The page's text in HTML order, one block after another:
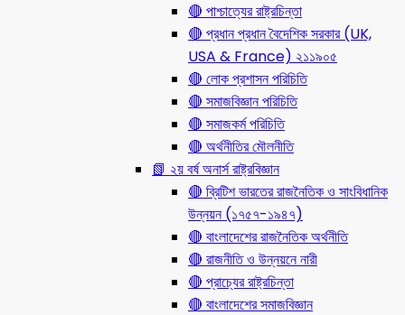
🔴 পাশ্চাত্যের রাষ্ট্রচিন্তা
🔴 প্রধান প্রধান বৈদেশিক সরকার (UK,
USA & France) ২১১৯০৫
🔴 লোক প্রশাসন পরিচিতি
🔴 সমাজবিজ্ঞান পরিচিতি
🔴 সমাজকর্ম পরিচিতি
🔴 অর্থনীতির মৌলনীতি
📗 ২য় বর্ষ অনার্স রাষ্ট্রবিজ্ঞান
🔴 ব্রিটিশ ভারতের রাজনৈতিক ও সাংবিধানিক
উন্নয়ন (১৭৫৭-১৯৪৭)
🔴 বাংলাদেশের রাজনৈতিক অর্থনীতি
🔴 রাজনীতি ও উন্নয়নে নারী
🔴 প্রাচ্যের রাষ্ট্রচিন্তা
🔴 বাংলাদেশের সমাজবিজ্ঞান